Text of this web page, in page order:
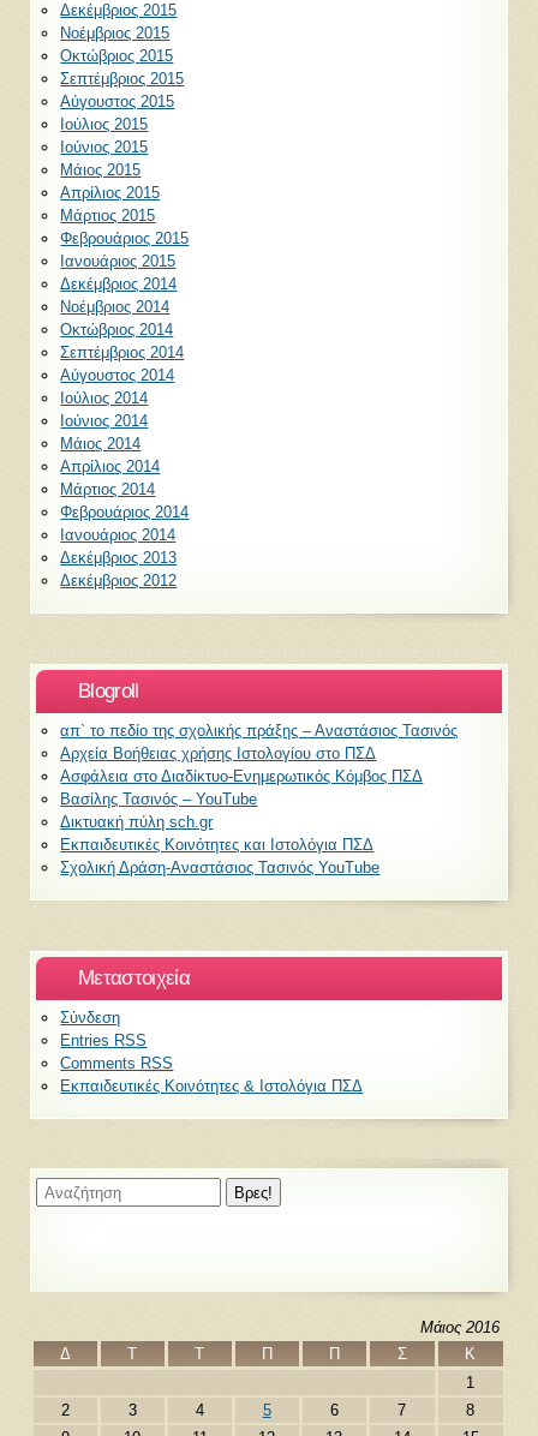
Δεκέμβριος 2015
Νοέμβριος 2015
Οκτώβριος 2015
Σεπτέμβριος 2015
Αύγουστος 2015
Ιούλιος 2015
Ιούνιος 2015
Μάιος 2015
Απρίλιος 2015
Μάρτιος 2015
Φεβρουάριος 2015
Ιανουάριος 2015
Δεκέμβριος 2014
Νοέμβριος 2014
Οκτώβριος 2014
Σεπτέμβριος 2014
Αύγουστος 2014
Ιούλιος 2014
Ιούνιος 2014
Μάιος 2014
Απρίλιος 2014
Μάρτιος 2014
Φεβρουάριος 2014
Ιανουάριος 2014
Δεκέμβριος 2013
Δεκέμβριος 2012
Blogroll
απ` το πεδίο της σχολικής πράξης – Αναστάσιος Τασινός
Αρχεία Βοήθειας χρήσης Ιστολογίου στο ΠΣΔ
Ασφάλεια στο Διαδίκτυο-Ενημερωτικός Κόμβος ΠΣΔ
Βασίλης Τασινός – YouTube
Δικτυακή πύλη sch.gr
Εκπαιδευτικές Κοινότητες και Ιστολόγια ΠΣΔ
Σχολική Δράση-Αναστάσιος Τασινός YouTube
Μεταστοιχεία
Σύνδεση
Entries RSS
Comments RSS
Εκπαιδευτικές Κοινότητες & Ιστολόγια ΠΣΔ
Μάιος 2016
Δ
Τ Τ Π Π Σ
Κ
1
2
3 4 5 6 7
8